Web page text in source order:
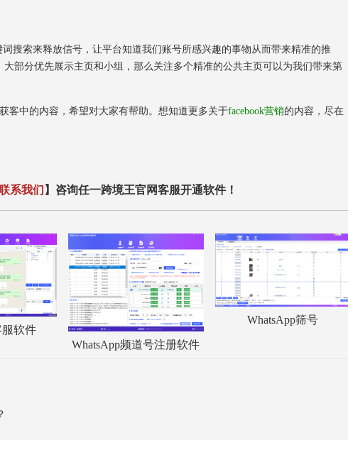
索来释放信号，让平台知道我们账号所感兴趣的事物从而带来精准的推
部分优先展示主页和小组，那么关注多个精准的公共主页可以为我们带来第
中的内容，希望对大家有帮助。想知道更多关于facebook营销的内容，尽在
系我们 】咨询任一跨境王官网客服开通软件！
服软件
WhatsApp频道号注册软件
WhatsApp筛号